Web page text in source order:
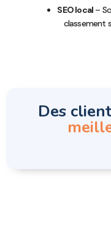
SEO local –
classement
Des